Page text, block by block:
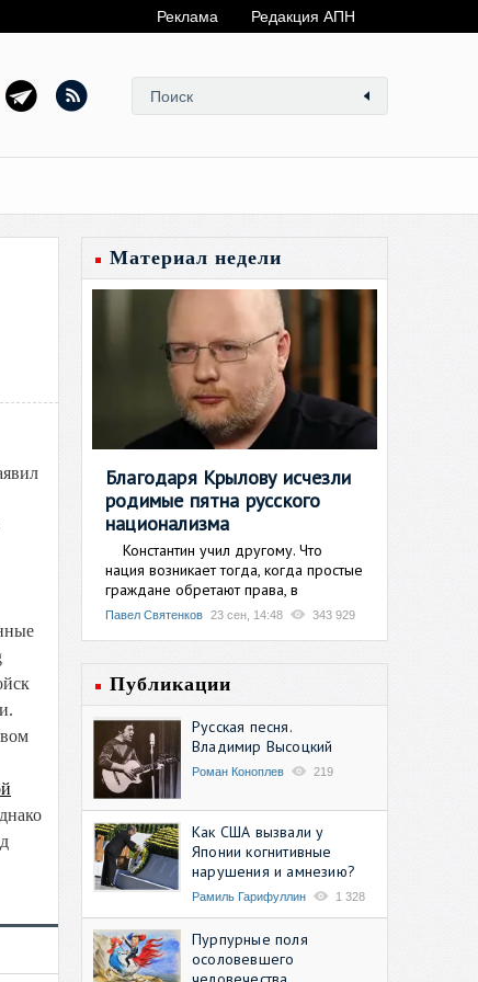
Реклама Редакция АПН
Материал недели
Благодаря Крылову исчезли
родимые пятна русского
национализма
Константин учил другому. Что
нация возникает тогда, когда простые
граждане обретают права, в
Павел Святенков 23 сен, 14:48 343 929
Публикации
Русская песня.
Владимир Высоцкий
Роман Коноплев 219
Как США вызвали у
Японии когнитивные
нарушения и амнезию?
Рамиль Гарифуллин 1 328
Пурпурные поля
осоловевшего